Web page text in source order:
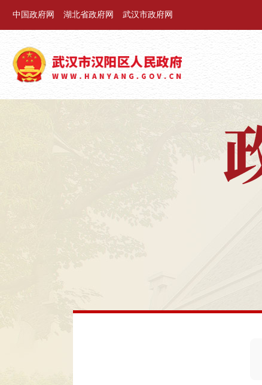
中国政府网 湖北省政府网 武汉市政府网